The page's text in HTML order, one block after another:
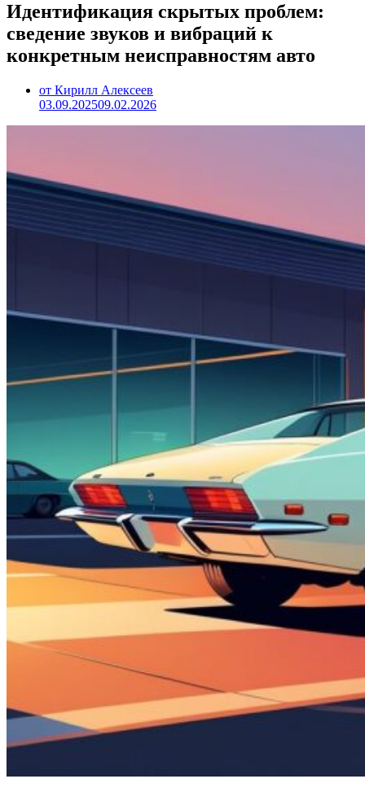
Идентификация скрытых проблем:
сведение звуков и вибраций к
конкретным неисправностям авто
от Кирилл Алексеев
03.09.202509.02.2026